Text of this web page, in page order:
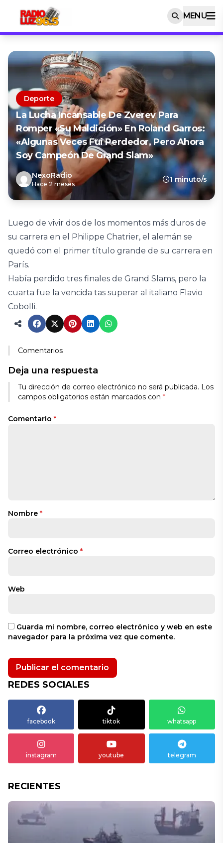
MENU
Deporte
La Lucha Incansable De Zverev Para
Romper «su Maldición» En Roland Garros:
«Algunas Veces Fui Perdedor, Pero Ahora
Soy Campeón De Grand Slam»
NexoRadio
Hace 2 meses
1 minuto/s
Luego de vivir dos de los momentos más duros de
su carrera en el Philippe Chatrier, el alemán se
quedó con el primer título grande de su carrera en
París.
Había perdido tres finales de Grand Slams, pero la
cuarta fue la vencida tas superar al italiano Flavio
Cobolli.
Comentarios
Deja una respuesta
Tu dirección de correo electrónico no será publicada. Los
campos obligatorios están marcados con *
Comentario *
Nombre *
Correo electrónico *
Web
Guarda mi nombre, correo electrónico y web en este
navegador para la próxima vez que comente.
REDES SOCIALES
facebook tiktok whatsapp
instagram youtube telegram
RECIENTES